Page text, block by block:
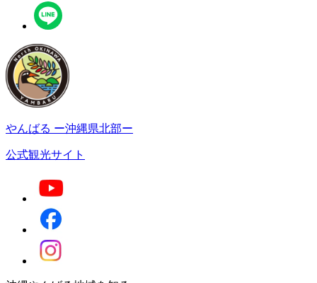
やんばる ー沖縄県北部ー
公式観光サイト